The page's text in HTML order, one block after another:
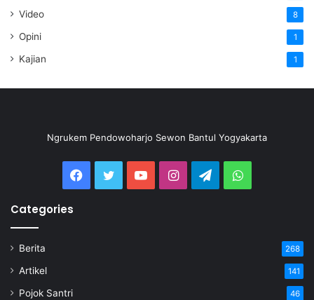
Video 8
Opini 1
Kajian 1
Ngrukem Pendowoharjo Sewon Bantul Yogyakarta
Categories
Berita 268
Artikel 141
Pojok Santri 46